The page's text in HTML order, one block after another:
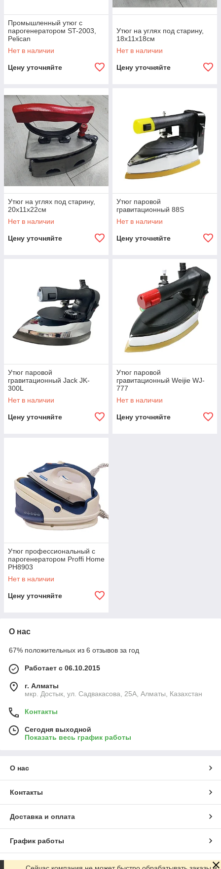
Промышленный утюг с
парогенератором ST-2003,
Pelican
Нет в наличии
Цену уточняйте
Утюг на углях под старину,
18x11x18см
Нет в наличии
Цену уточняйте
Утюг на углях под старину,
20x11x22см
Нет в наличии
Цену уточняйте
Утюг паровой
гравитационный 88S
Нет в наличии
Цену уточняйте
Утюг паровой
гравитационный Jack JK-
300L
Нет в наличии
Цену уточняйте
Утюг паровой
гравитационный Weijie WJ-
777
Нет в наличии
Цену уточняйте
Утюг профессиональный с
парогенератором Proffi Home
PH8903
Нет в наличии
Цену уточняйте
О нас
67% положительных из 6 отзывов за год
Работает с 06.10.2015
г. Алматы
мкр. Достык, ул. Садвакасова, 25А, Алматы, Казахстан
Контакты
Сегодня выходной
Показать весь график работы
О нас
Контакты
Доставка и оплата
График работы
Полная версия сайта